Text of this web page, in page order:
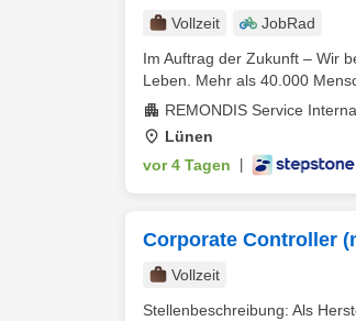
Vollzeit
JobRad
Im Auftrag der Zukunft – Wir
Leben. Mehr als 40.000
REMONDIS Service
Lünen
vor 4 Tagen
Corporate Controller
Vollzeit
Stellenbeschreibung: Als